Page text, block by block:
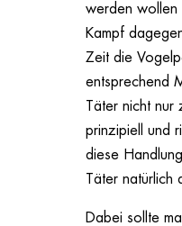
werden wollen
Kampf
Zeit die
entsprechend
Täter nicht nur
prinzipiell und
diese
Täter natürlich
Dabei sollte